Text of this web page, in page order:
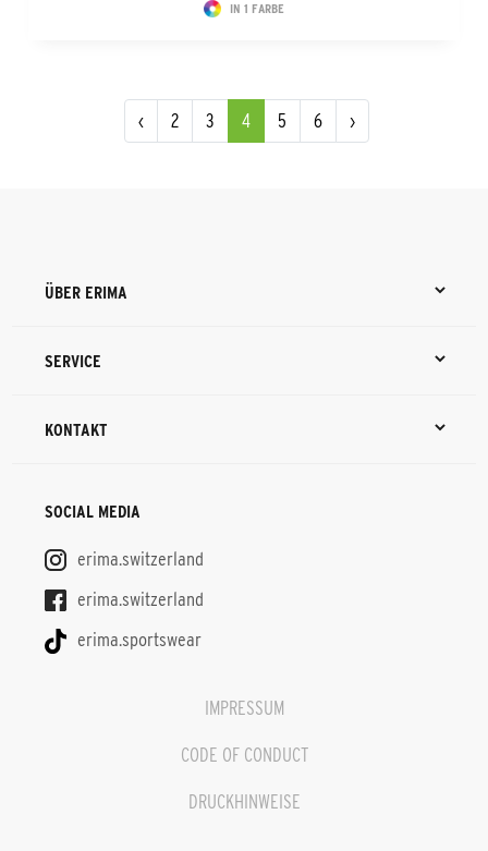
IN 1 FARBE
‹ 2 3 4 5 6 ›
ÜBER ERIMA
SERVICE
KONTAKT
SOCIAL MEDIA
erima.switzerland
erima.switzerland
erima.sportswear
IMPRESSUM
CODE OF CONDUCT
DRUCKHINWEISE